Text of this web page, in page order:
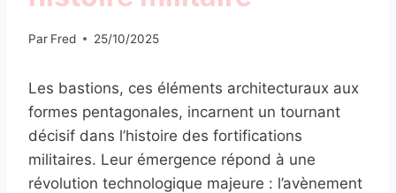
Par Fred 25/10/2025
Les bastions, ces éléments architecturaux aux
formes pentagonales, incarnent un tournant
décisif dans l’histoire des fortifications
militaires. Leur émergence répond à une
révolution technologique majeure : l’avènement